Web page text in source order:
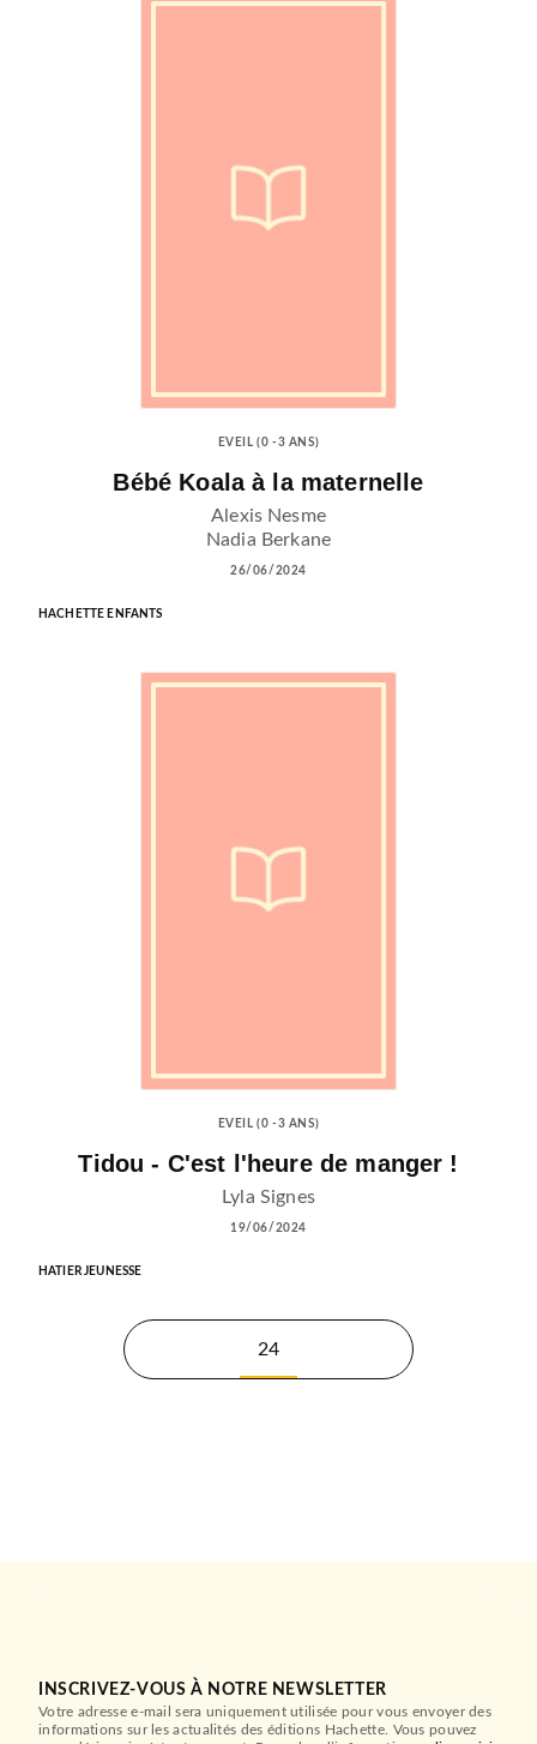
EVEIL (0 -3 ANS)
Bébé Koala à la maternelle
Alexis Nesme
Nadia Berkane
26/06/2024
HACHETTE ENFANTS
EVEIL (0 -3 ANS)
Tidou - C'est l'heure de manger !
Lyla Signes
19/06/2024
HATIER JEUNESSE
24
INSCRIVEZ-VOUS À NOTRE NEWSLETTER
Votre adresse e-mail sera uniquement utilisée pour vous envoyer des
informations sur les actualités des éditions Hachette. Vous pouvez